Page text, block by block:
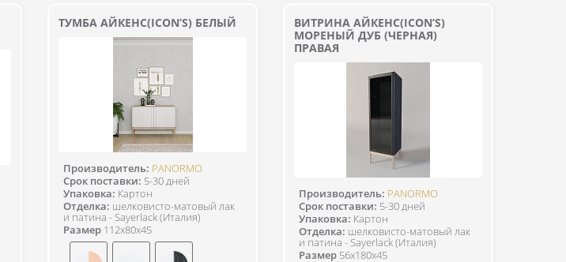
ТУМБА АЙКЕНС(ICON’S) БЕЛЫЙ
Производитель: PANORMO
Срок поставки: 5-30 дней
Упаковка: Картон
Отделка: шелковисто-матовый лак
и патина - Sayerlack (Италия)
Размер 112x80x45
ВИТРИНА АЙКЕНС(ICON’S)
МОРЕНЫЙ ДУБ (ЧЕРНАЯ)
ПРАВАЯ
Производитель: PANORMO
Срок поставки: 5-30 дней
Упаковка: Картон
Отделка: шелковисто-матовый лак
и патина - Sayerlack (Италия)
Размер 56x180x45